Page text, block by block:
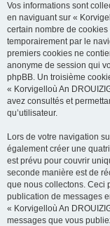
Vos informations sont
en naviguant sur «
certain nombre de
temporairement par le
premiers cookies ne
anonyme de session qui
phpBB. Un troisième
« Korvigelloù An
avez consultés et
qu’utilisateur.
Lors de votre navigation
également créer une
est prévu pour couvrir
seconde manière est de
que nous collectons. Ceci
publication de messages
« Korvigelloù An
messages que vous